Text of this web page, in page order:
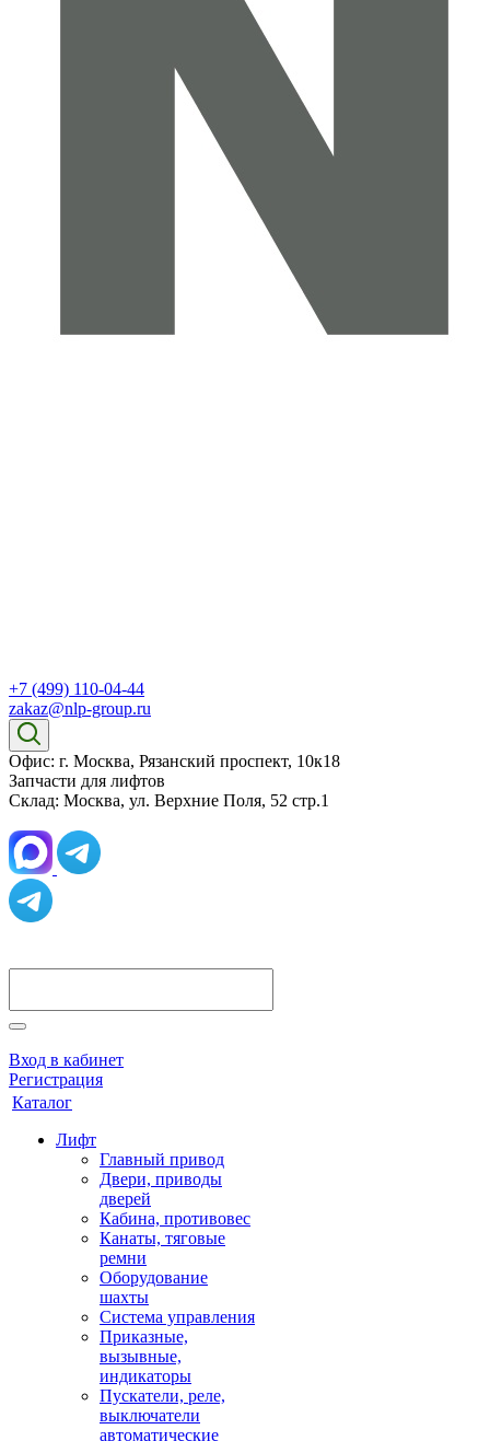
+7 (499) 110-04-44
zakaz@nlp-group.ru
Офис: г. Москва, Рязанский проспект, 10к18
Запчасти для лифтов
Склад: Москва, ул. Верхние Поля, 52 стр.1
Вход в кабинет
Регистрация
Каталог
Лифт
Главный привод
Двери, приводы
дверей
Кабина, противовес
Канаты, тяговые
ремни
Оборудование
шахты
Система управления
Приказные,
вызывные,
индикаторы
Пускатели, реле,
выключатели
автоматические